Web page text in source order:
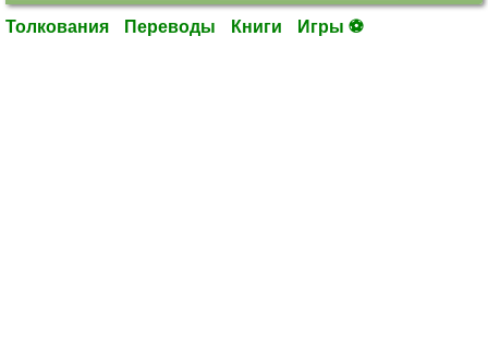
Толкования Переводы Книги Игры ⚽